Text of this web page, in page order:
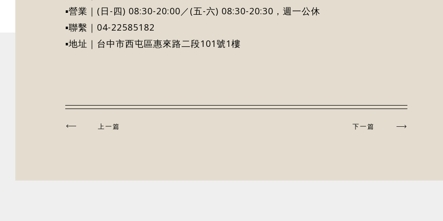
▪營業｜(日-四) 08:30-20:00／(五-六) 08:30-20:30，週一公休
▪聯繫｜04-22585182
▪地址｜台中市西屯區惠來路二段101號1樓
上一篇 下一篇